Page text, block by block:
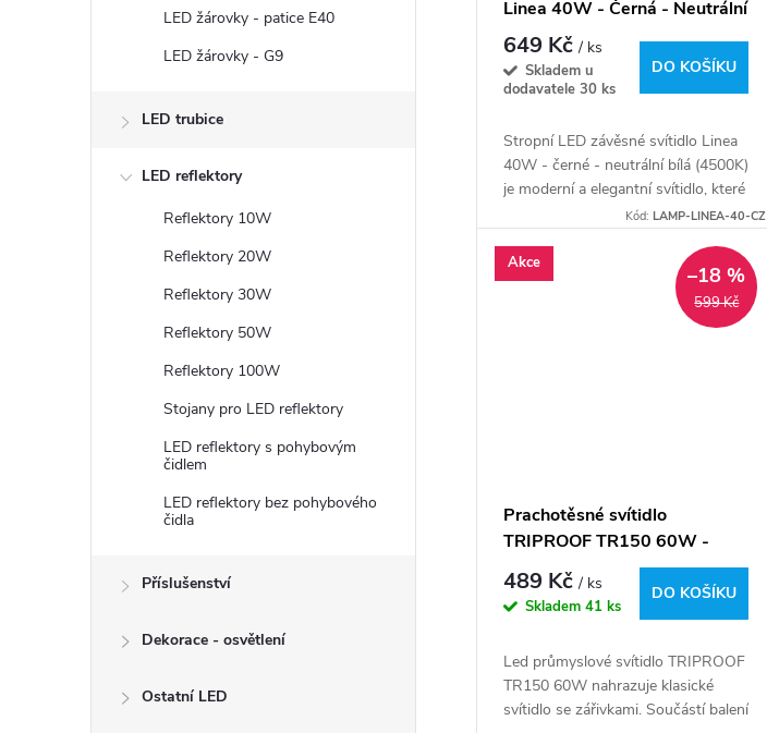
LED žárovky - patice E40
LED žárovky - G9
LED trubice
LED reflektory
Reflektory 10W
Reflektory 20W
Reflektory 30W
Reflektory 50W
Reflektory 100W
Stojany pro LED reflektory
LED reflektory s pohybovým
čidlem
LED reflektory bez pohybového
čidla
Příslušenství
Dekorace - osvětlení
Ostatní LED
Linea 40W - Černá - Neutrální
bílá - 4500K
649 Kč/ ks
Skladem u
dodavatele 30 ks
DO KOŠÍKU
Stropní LED závěsné svítidlo Linea
40W - černé - neutrální bílá (4500K)
je moderní a elegantní svítidlo, které
se bez problémů hodí do
Kód:LAMP-LINEA-40-CZ
Akce
599 Kč
–18 %
Prachotěsné svítidlo
TRIPROOF TR150 60W -
6600lm IP65 - denní bílá
489 Kč/ ks
Skladem 41 ks
DO KOŠÍKU
Led průmyslové svítidlo TRIPROOF
TR150 60W nahrazuje klasické
svítidlo se zářivkami. Součástí balení